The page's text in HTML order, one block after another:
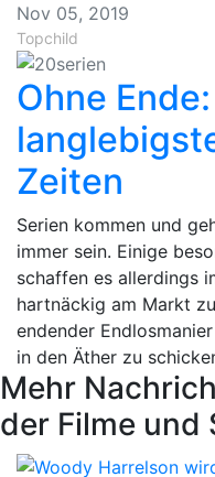
Nov 05, 2019
Topchild
Ohne
Zeiten
​Serien kommen und
immer sein. Einige
schaffen es allerdings
hartnäckig am Markt
endender
in den Äther zu
Mehr
der Filme und